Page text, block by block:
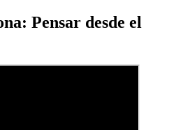
Pensar desde el